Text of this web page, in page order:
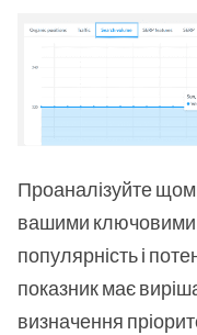
Проаналізуйте
вашими ключовими
популярність і
показник має
визначення